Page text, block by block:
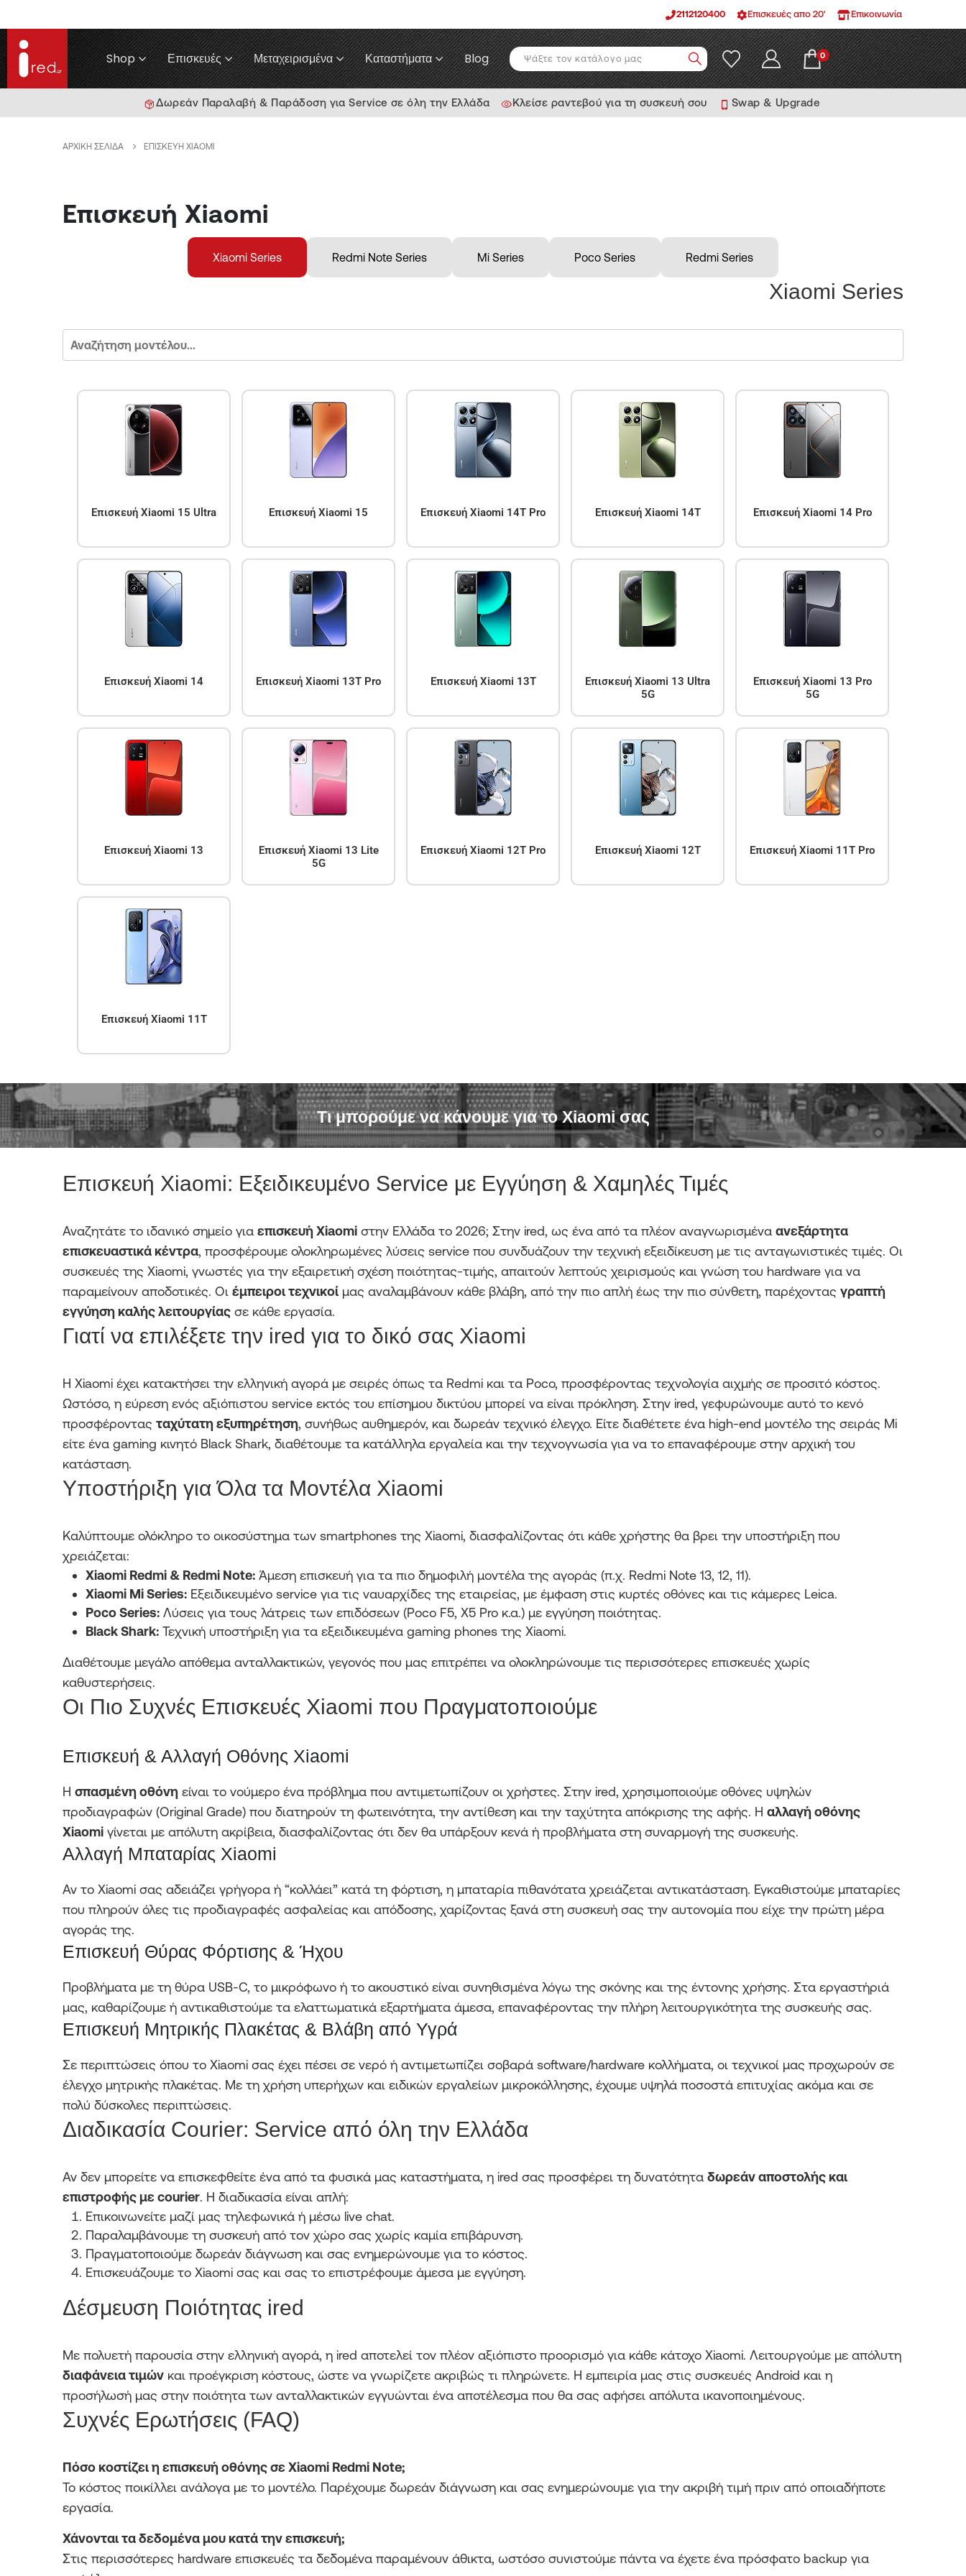
2112120400 Επισκευές απο 20' Επικοινωνία
Shop Επισκευές Μεταχειρισμένα Καταστήματα Blog 0
Δωρεάν Παραλαβή & Παράδοση για Service σε όλη την Ελλάδα Κλείσε ραντεβού για τη συσκευή σου Swap & Upgrade
ΑΡΧΙΚΉ ΣΕΛΊΔΑ ΕΠΙΣΚΕΥΉ XIAOMI
Επισκευή Xiaomi
Xiaomi Series Redmi Note Series Mi Series Poco Series Redmi Series
Xiaomi Series
Επισκευή Xiaomi 15 Ultra Επισκευή Xiaomi 15 Επισκευή Xiaomi 14T Pro Επισκευή Xiaomi 14T Επισκευή Xiaomi 14 Pro
Επισκευή Xiaomi 14 Επισκευή Xiaomi 13T Pro Επισκευή Xiaomi 13T
Επισκευή Xiaomi 13 Ultra
5G
Επισκευή Xiaomi 13 Pro
5G
Επισκευή Xiaomi 13
Επισκευή Xiaomi 13 Lite
5G
Επισκευή Xiaomi 12T Pro Επισκευή Xiaomi 12T Επισκευή Xiaomi 11T Pro
Επισκευή Xiaomi 11T
Τι μπορούμε να κάνουμε για το Xiaomi σας
Επισκευή Xiaomi: Εξειδικευμένο Service με Εγγύηση & Χαμηλές Τιμές
Αναζητάτε το ιδανικό σημείο για επισκευή Xiaomi στην Ελλάδα το 2026; Στην ired, ως ένα από τα πλέον αναγνωρισμένα ανεξάρτητα
επισκευαστικά κέντρα, προσφέρουμε ολοκληρωμένες λύσεις service που συνδυάζουν την τεχνική εξειδίκευση με τις ανταγωνιστικές τιμές. Οι
συσκευές της Xiaomi, γνωστές για την εξαιρετική σχέση ποιότητας-τιμής, απαιτούν λεπτούς χειρισμούς και γνώση του hardware για να
παραμείνουν αποδοτικές. Οι έμπειροι τεχνικοί μας αναλαμβάνουν κάθε βλάβη, από την πιο απλή έως την πιο σύνθετη, παρέχοντας γραπτή
εγγύηση καλής λειτουργίας σε κάθε εργασία.
Γιατί να επιλέξετε την ired για το δικό σας Xiaomi
Η Xiaomi έχει κατακτήσει την ελληνική αγορά με σειρές όπως τα Redmi και τα Poco, προσφέροντας τεχνολογία αιχμής σε προσιτό κόστος.
Ωστόσο, η εύρεση ενός αξιόπιστου service εκτός του επίσημου δικτύου μπορεί να είναι πρόκληση. Στην ired, γεφυρώνουμε αυτό το κενό
προσφέροντας ταχύτατη εξυπηρέτηση, συνήθως αυθημερόν, και δωρεάν τεχνικό έλεγχο. Είτε διαθέτετε ένα high-end μοντέλο της σειράς Mi
είτε ένα gaming κινητό Black Shark, διαθέτουμε τα κατάλληλα εργαλεία και την τεχνογνωσία για να το επαναφέρουμε στην αρχική του
κατάσταση.
Υποστήριξη για Όλα τα Μοντέλα Xiaomi
Καλύπτουμε ολόκληρο το οικοσύστημα των smartphones της Xiaomi, διασφαλίζοντας ότι κάθε χρήστης θα βρει την υποστήριξη που
χρειάζεται:
Xiaomi Redmi & Redmi Note: Άμεση επισκευή για τα πιο δημοφιλή μοντέλα της αγοράς (π.χ. Redmi Note 13, 12, 11).
Xiaomi Mi Series: Εξειδικευμένο service για τις ναυαρχίδες της εταιρείας, με έμφαση στις κυρτές οθόνες και τις κάμερες Leica.
Poco Series: Λύσεις για τους λάτρεις των επιδόσεων (Poco F5, X5 Pro κ.α.) με εγγύηση ποιότητας.
Black Shark: Τεχνική υποστήριξη για τα εξειδικευμένα gaming phones της Xiaomi.
Διαθέτουμε μεγάλο απόθεμα ανταλλακτικών, γεγονός που μας επιτρέπει να ολοκληρώνουμε τις περισσότερες επισκευές χωρίς
καθυστερήσεις.
Οι Πιο Συχνές Επισκευές Xiaomi που Πραγματοποιούμε
Επισκευή & Αλλαγή Οθόνης Xiaomi
Η σπασμένη οθόνη είναι το νούμερο ένα πρόβλημα που αντιμετωπίζουν οι χρήστες. Στην ired, χρησιμοποιούμε οθόνες υψηλών
προδιαγραφών (Original Grade) που διατηρούν τη φωτεινότητα, την αντίθεση και την ταχύτητα απόκρισης της αφής. Η αλλαγή οθόνης
Xiaomi γίνεται με απόλυτη ακρίβεια, διασφαλίζοντας ότι δεν θα υπάρξουν κενά ή προβλήματα στη συναρμογή της συσκευής.
Αλλαγή Μπαταρίας Xiaomi
Αν το Xiaomi σας αδειάζει γρήγορα ή “κολλάει” κατά τη φόρτιση, η μπαταρία πιθανότατα χρειάζεται αντικατάσταση. Εγκαθιστούμε μπαταρίες
που πληρούν όλες τις προδιαγραφές ασφαλείας και απόδοσης, χαρίζοντας ξανά στη συσκευή σας την αυτονομία που είχε την πρώτη μέρα
αγοράς της.
Επισκευή Θύρας Φόρτισης & Ήχου
Προβλήματα με τη θύρα USB-C, το μικρόφωνο ή το ακουστικό είναι συνηθισμένα λόγω της σκόνης και της έντονης χρήσης. Στα εργαστήριά
μας, καθαρίζουμε ή αντικαθιστούμε τα ελαττωματικά εξαρτήματα άμεσα, επαναφέροντας την πλήρη λειτουργικότητα της συσκευής σας.
Επισκευή Μητρικής Πλακέτας & Βλάβη από Υγρά
Σε περιπτώσεις όπου το Xiaomi σας έχει πέσει σε νερό ή αντιμετωπίζει σοβαρά software/hardware κολλήματα, οι τεχνικοί μας προχωρούν σε
έλεγχο μητρικής πλακέτας. Με τη χρήση υπερήχων και ειδικών εργαλείων μικροκόλλησης, έχουμε υψηλά ποσοστά επιτυχίας ακόμα και σε
πολύ δύσκολες περιπτώσεις.
Διαδικασία Courier: Service από όλη την Ελλάδα
Αν δεν μπορείτε να επισκεφθείτε ένα από τα φυσικά μας καταστήματα, η ired σας προσφέρει τη δυνατότητα δωρεάν αποστολής και
επιστροφής με courier. Η διαδικασία είναι απλή:
Επικοινωνείτε μαζί μας τηλεφωνικά ή μέσω live chat.
Παραλαμβάνουμε τη συσκευή από τον χώρο σας χωρίς καμία επιβάρυνση.
Πραγματοποιούμε δωρεάν διάγνωση και σας ενημερώνουμε για το κόστος.
Επισκευάζουμε το Xiaomi σας και σας το επιστρέφουμε άμεσα με εγγύηση.
Δέσμευση Ποιότητας ired
Με πολυετή παρουσία στην ελληνική αγορά, η ired αποτελεί τον πλέον αξιόπιστο προορισμό για κάθε κάτοχο Xiaomi. Λειτουργούμε με απόλυτη
διαφάνεια τιμών και προέγκριση κόστους, ώστε να γνωρίζετε ακριβώς τι πληρώνετε. Η εμπειρία μας στις συσκευές Android και η
προσήλωσή μας στην ποιότητα των ανταλλακτικών εγγυώνται ένα αποτέλεσμα που θα σας αφήσει απόλυτα ικανοποιημένους.
Συχνές Ερωτήσεις (FAQ)
Πόσο κοστίζει η επισκευή οθόνης σε Xiaomi Redmi Note;
Το κόστος ποικίλλει ανάλογα με το μοντέλο. Παρέχουμε δωρεάν διάγνωση και σας ενημερώνουμε για την ακριβή τιμή πριν από οποιαδήποτε
εργασία.
Χάνονται τα δεδομένα μου κατά την επισκευή;
Στις περισσότερες hardware επισκευές τα δεδομένα παραμένουν άθικτα, ωστόσο συνιστούμε πάντα να έχετε ένα πρόσφατο backup για